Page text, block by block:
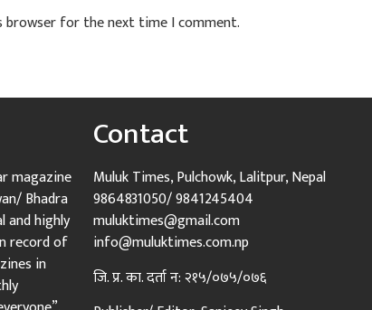
browser for the next time I comment.
magazine
Bhadra
and highly
record of
in
Contact
Muluk Times, Pulchowk, Lalitpur, Nepal
9864831050/ 9841245404
muluktimes@gmail.com
info@muluktimes.com.np
जि. प्र. का. दर्ता न: २१५/०७५/०७६